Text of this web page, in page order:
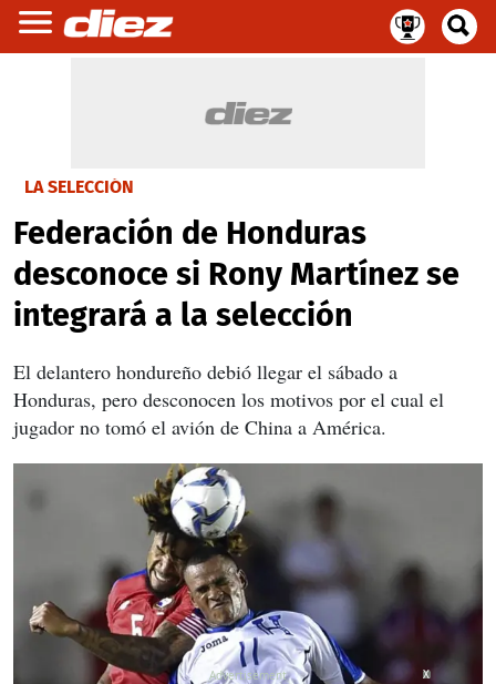
LA SELECCIÓN
Federación de Honduras
desconoce si Rony Martínez se
integrará a la selección
El delantero hondureño debió llegar el sábado a
Honduras, pero desconocen los motivos por el cual el
jugador no tomó el avión de China a América.
X